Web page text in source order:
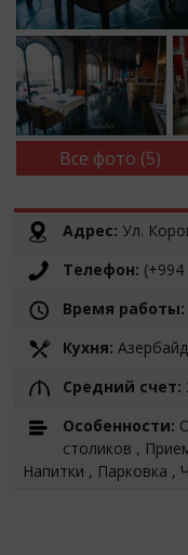
Все фото (5)
Адрес: Ул.
Телефон:
Время работы:
Кухня:
Средний счет:
Особенности:
столиков ,
Напитки , Парковка ,